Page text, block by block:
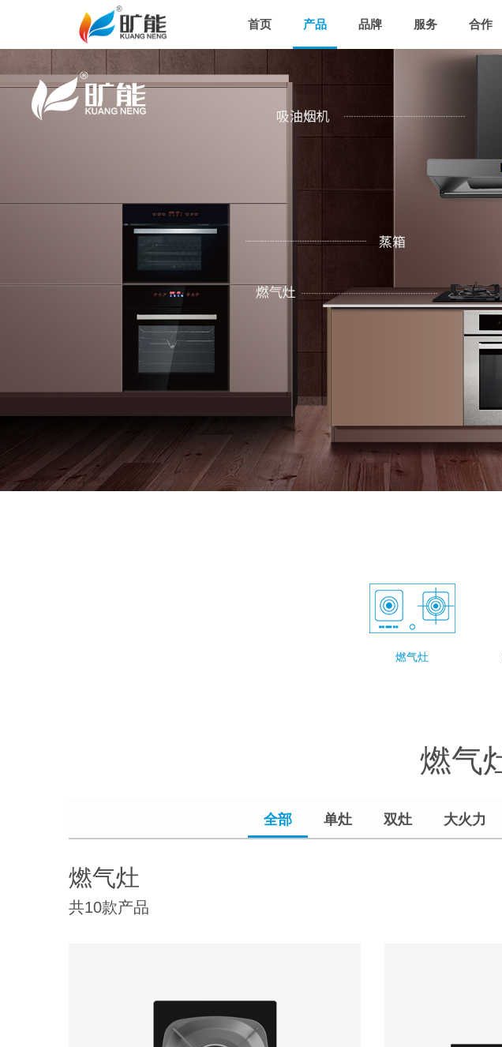
首页 产品 品牌 服务 合作
燃气灶
燃气
全部 单灶 双灶 大火力
燃气灶
共10款产品